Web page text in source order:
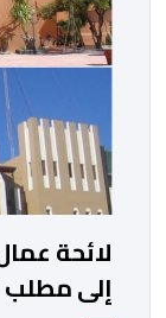
لائحة
إلى